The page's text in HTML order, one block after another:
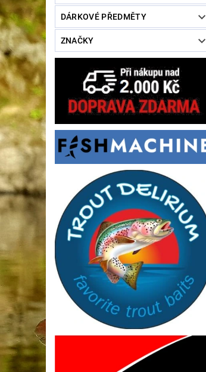
DÁRKOVÉ PŘEDMĚTY
ZNAČKY